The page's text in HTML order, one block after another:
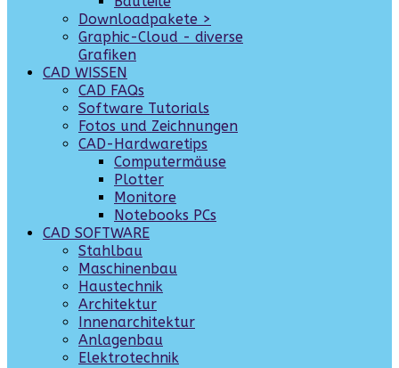
Downloadpakete >
Graphic-Cloud - diverse
Grafiken
CAD WISSEN
CAD FAQs
Software Tutorials
Fotos und Zeichnungen
CAD-Hardwaretips
Computermäuse
Plotter
Monitore
Notebooks PCs
CAD SOFTWARE
Stahlbau
Maschinenbau
Haustechnik
Architektur
Innenarchitektur
Anlagenbau
Elektrotechnik